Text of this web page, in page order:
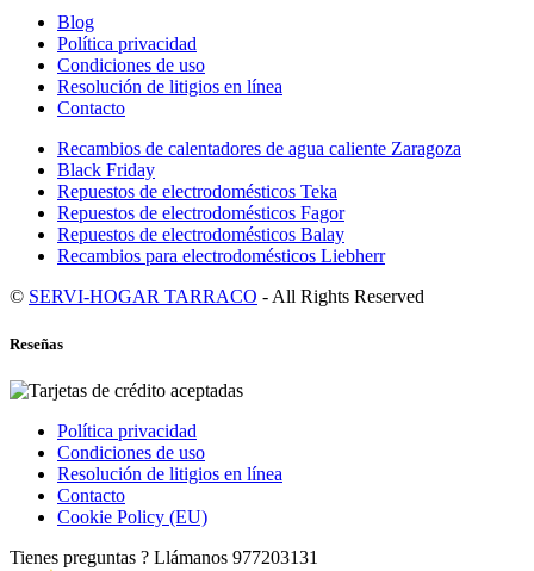
Blog
Política privacidad
Condiciones de uso
Resolución de litigios en línea
Contacto
Recambios de calentadores de agua caliente Zaragoza
Black Friday
Repuestos de electrodomésticos Teka
Repuestos de electrodomésticos Fagor
Repuestos de electrodomésticos Balay
Recambios para electrodomésticos Liebherr
© SERVI-HOGAR TARRACO - All Rights Reserved
Reseñas
Política privacidad
Condiciones de uso
Resolución de litigios en línea
Contacto
Cookie Policy (EU)
Tienes preguntas ? Llámanos 977203131